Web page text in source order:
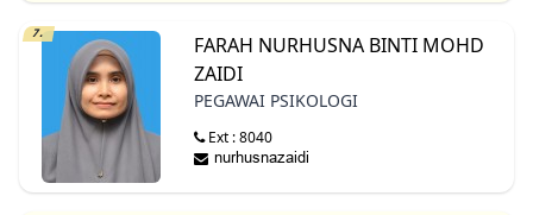
7.
FARAH NURHUSNA BINTI MOHD
ZAIDI
PEGAWAI PSIKOLOGI
Ext : 8040